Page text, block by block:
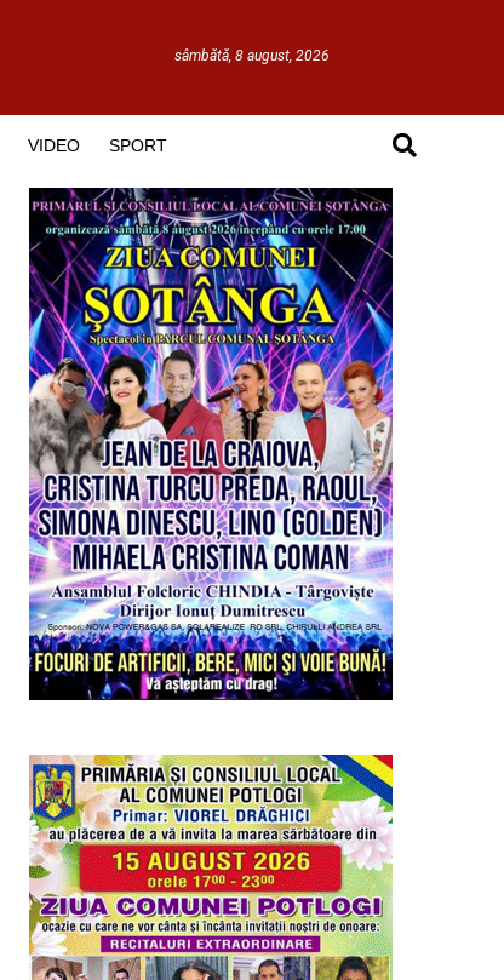
sâmbătă, 8 august, 2026
VIDEO SPORT